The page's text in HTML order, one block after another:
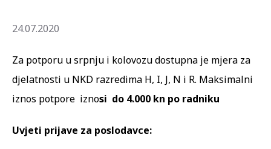
24.07.2020
Za potporu u srpnju i kolovozu dostupna je mjera za
djelatnosti u NKD razredima H, I, J, N i R. Maksimalni
iznos potpore iznosi do 4.000 kn po radniku
Uvjeti prijave za poslodavce: